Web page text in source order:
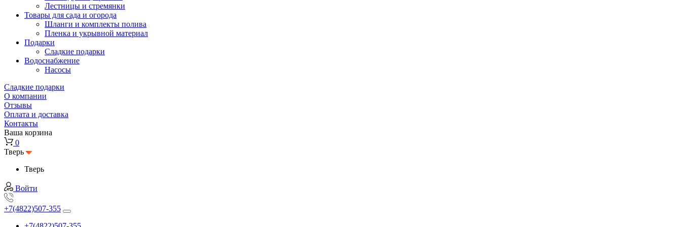
Лестницы и стремянки
Товары для сада и огорода
Шланги и комплекты полива
Пленка и укрывной материал
Подарки
Cладкие подарки
Водоснабжение
Насосы
Сладкие подарки
О компании
Отзывы
Оплата и доставка
Контакты
Ваша корзина
0
Тверь
Тверь
Войти
+7(4822)507-355